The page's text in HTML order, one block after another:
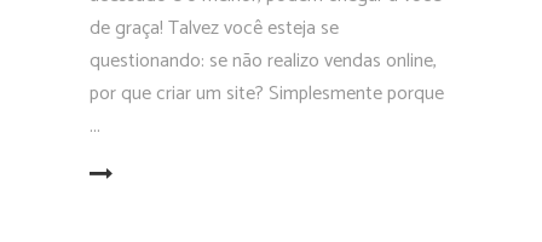
de graça! Talvez você esteja se
questionando: se não realizo vendas online,
por que criar um site? Simplesmente porque